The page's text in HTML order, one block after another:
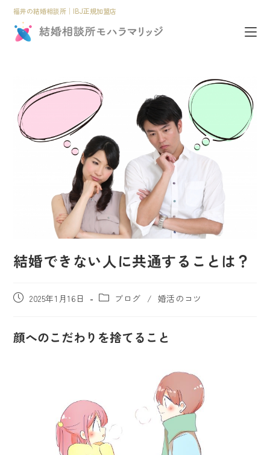
福井の結婚相談所│IBJ正規加盟店
結婚できない人に共通することは？
2025年1月16日 ブログ / 婚活のコツ
顔へのこだわりを捨てること